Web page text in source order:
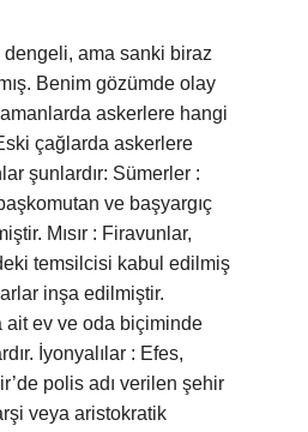
dengeli, ama sanki biraz
Benim gözümde olay
askerlere hangi
çağlarda askerlere
şunlardır: Sümerler :
ve başyargıç
Mısır : Firavunlar,
temsilcisi kabul edilmiş
inşa edilmiştir.
ait ev ve oda biçiminde
İyonyalılar : Efes,
polis adı verilen şehir
veya aristokratik